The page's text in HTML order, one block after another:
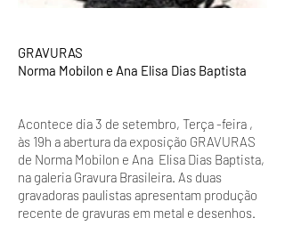
GRAVURAS
Norma Mobilon e Ana Elisa Dias Baptista
Acontece dia 3 de setembro, Terça -feira ,
às 19h a abertura da exposição GRAVURAS
de Norma Mobilon e Ana Elisa Dias Baptista,
na galeria Gravura Brasileira. As duas
gravadoras paulistas apresentam produção
recente de gravuras em metal e desenhos.